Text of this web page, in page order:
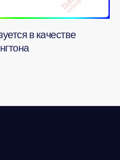
в качестве